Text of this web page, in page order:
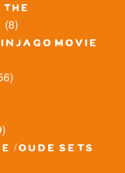
(8)
movie
/ oude sets